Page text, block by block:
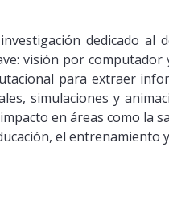
dedicado
visión por
para extraer
simulaciones y
en áreas como la
el